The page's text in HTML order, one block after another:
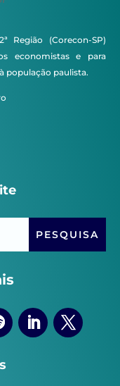
Região (Corecon-SP)
economistas e para
população paulista.